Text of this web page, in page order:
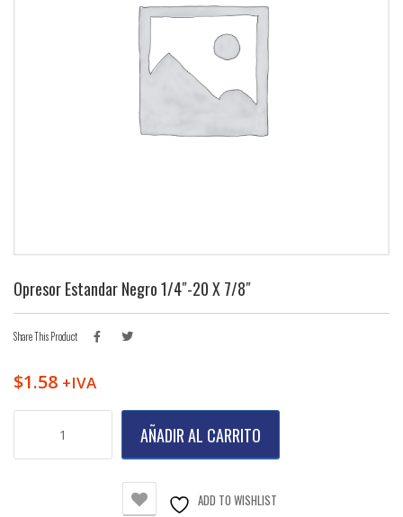
Opresor Estandar Negro 1/4″-20 X 7/8″
Share This Product
$1.58 +IVA
Estandar
AÑADIR AL CARRITO
ADD TO WISHLIST